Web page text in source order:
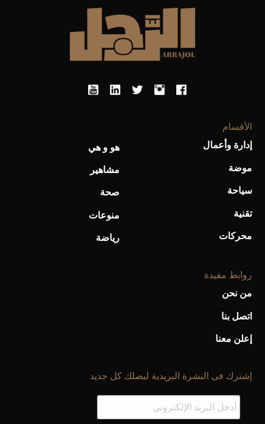
الأقسام
إدارة وأعمال
موضة
سياحة
تقنية
محركات
هو و هي
مشاهير
صحة
منوعات
رياضة
روابط مفيدة
من نحن
اتصل بنا
إعلن معنا
إشترك فى النشرة البريدية ليصلك كل جديد